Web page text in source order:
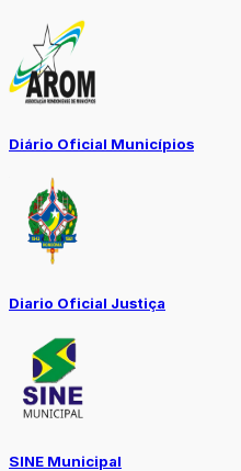
Diário Oficial Municípios
Diario Oficial Justiça
SINE Municipal